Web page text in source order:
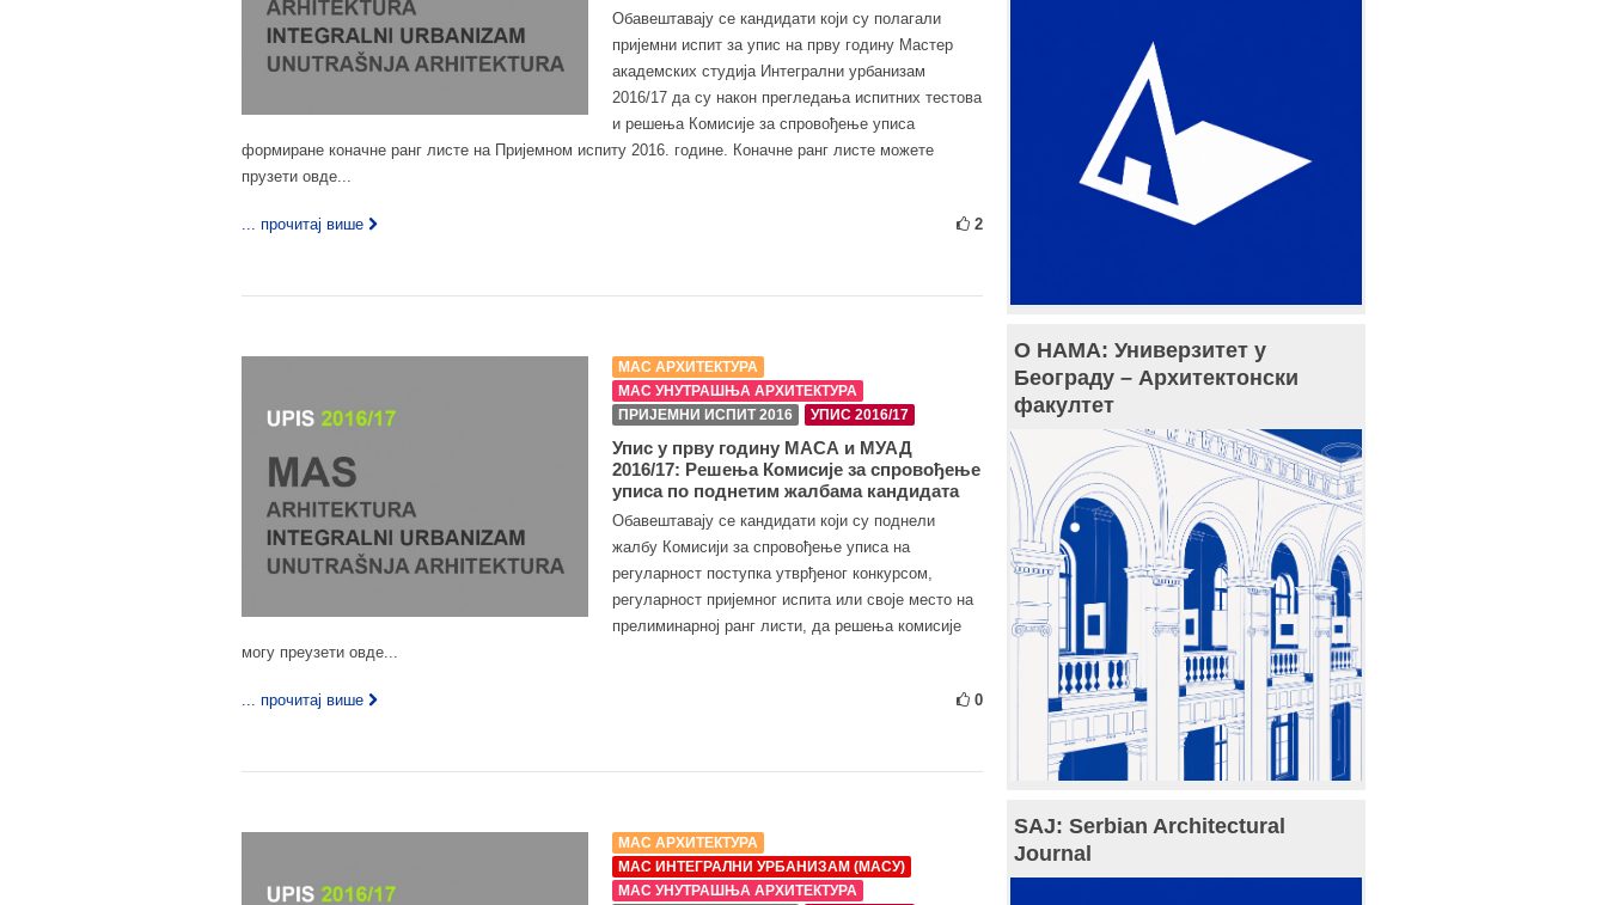
Обавештавају се кандидати који су полагали
пријемни испит за упис на прву годину Мастер
академских студија Интегрални урбанизам
2016/17 да су након прегледања испитних тестова
и решења Комисије за спровођење уписа
формиране коначне ранг листе на Пријемном испиту 2016. године. Коначне ранг листе можете
прузети овде...
... прочитај више 2
МАС АРХИТЕКТУРА
МАС УНУТРАШЊА АРХИТЕКТУРА
ПРИЈЕМНИ ИСПИТ 2016
УПИС 2016/17
Упис у прву годину МАСА и МУАД
2016/17: Решења Комисије за спровођење
уписа по поднетим жалбама кандидата
Обавештавају се кандидати који су поднели
жалбу Комисији за спровођење уписа на
регуларност поступка утврђеног конкурсом,
регуларност пријемног испита или своје место на
прелиминарној ранг листи, да решења комисије
могу преузети овде...
... прочитај више 0
МАС АРХИТЕКТУРА
МАС ИНТЕГРАЛНИ УРБАНИЗАМ (МАСУ)
МАС УНУТРАШЊА АРХИТЕКТУРА
О НАМА: Универзитет у
Београду – Архитектонски
факултет
SAJ: Serbian Architectural
Journal